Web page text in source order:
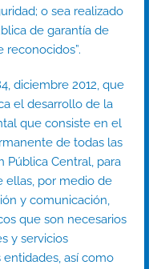
o sea realizado
de garantía de
diciembre 2012, que
el desarrollo de la
que consiste en el
de todas las
Pública Central, para
ellas, por medio de
y comunicación,
que son necesarios
y servicios
así como